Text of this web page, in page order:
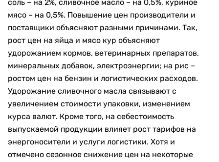
соль – на 2%, сливочное масло – на 0,5%, куриное
мясо – на 0,5%. Повышение цен производители и
поставщики объясняют разными причинами. Так,
рост цен на яйца и мясо кур объясняют
удорожанием кормов, ветеринарных препаратов,
минеральных добавок, электроэнергии; на рис –
ростом цен на бензин и логистических расходов.
Удорожание сливочного масла связывают с
увеличением стоимости упаковки, изменением
курса валют. Кроме того, на себестоимость
выпускаемой продукции влияет рост тарифов на
энергоносители и услуги логистики. Хотя и
отмечено сезонное снижение цен на некоторые